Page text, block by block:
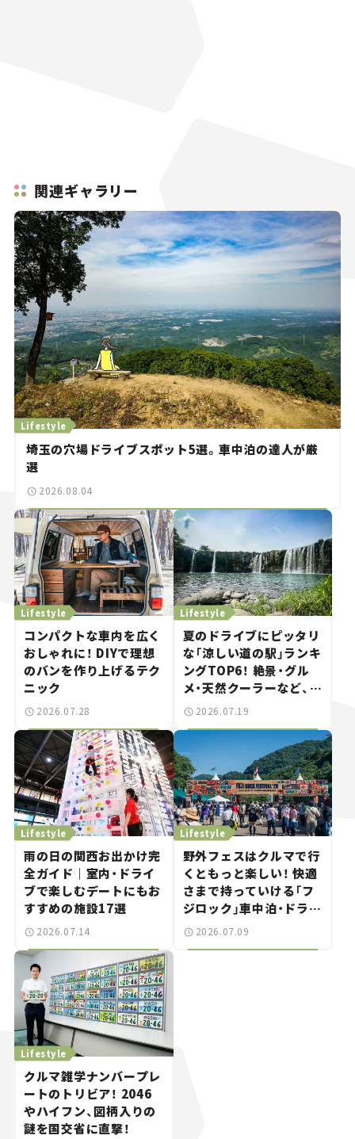
関連ギャラリー
Lifestyle
埼玉の穴場ドライブスポット5選。車中泊の達人が厳
選
2026.08.04
Lifestyle
コンパクトな車内を広く
おしゃれに！ DIYで理想
のバンを作り上げるテク
ニック
2026.07.28
Lifestyle
夏のドライブにピッタリ
な「涼しい道の駅」ランキ
ングTOP6！ 絶景・グル
メ・天然クーラーなど、避
暑におすすめのスポット
推し駅ガイド】vol.15
2026.07.19
Lifestyle
雨の日の関西お出かけ完
全ガイド｜室内・ドライ
ブで楽しむデートにもお
すすめの施設17選
2026.07.14
Lifestyle
野外フェスはクルマで行
くともっと楽しい！ 快適
さまで持っていける「フ
ジロック」車中泊・ドライ
ブガイド。
2026.07.09
Lifestyle
クルマ雑学ナンバープレ
ートのトリビア！ 2046
やハイフン、図柄入りの
謎を国交省に直撃！